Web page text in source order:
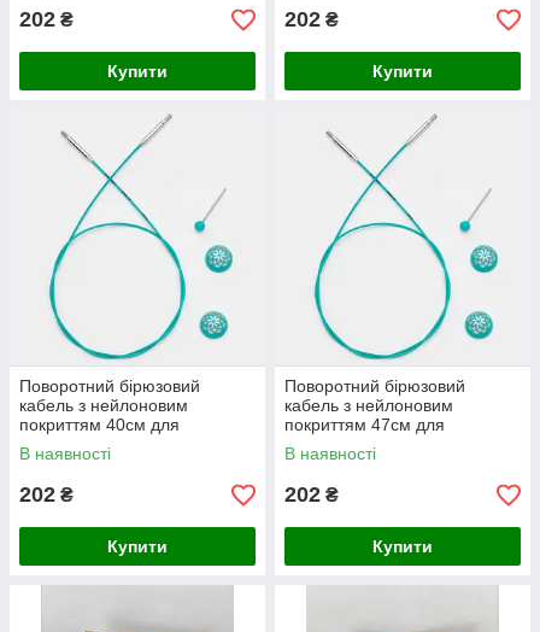
202 ₴
Купити
202 ₴
Купити
Поворотний бірюзовий
кабель з нейлоновим
покриттям 40см для
створення кругових спиць
довжиною 100см Mindful
В наявності
202 ₴
Купити
Поворотний бірюзовий
кабель з нейлоновим
покриттям 47см для
створення кругових спиць
довжиною 120см Mindful
В наявності
202 ₴
Купити